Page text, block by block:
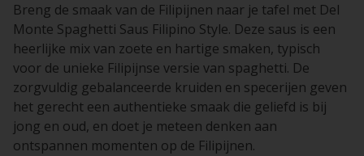
Breng de smaak van de Filipijnen naar je tafel met Del
Monte Spaghetti Saus Filipino Style. Deze saus is een
heerlijke mix van zoete en hartige smaken, typisch
voor de unieke Filipijnse versie van spaghetti. De
zorgvuldig gebalanceerde kruiden en specerijen geven
het gerecht een authentieke smaak die geliefd is bij
jong en oud, en doet je meteen denken aan
ontspannen momenten op de Filipijnen.